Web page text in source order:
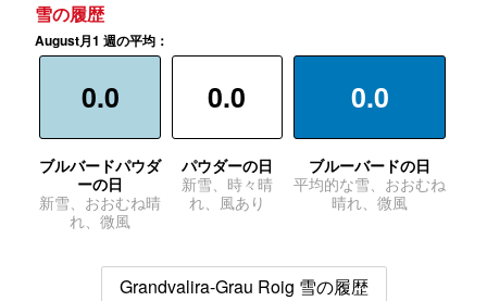
雪の履歴
August月1 週の平均：
0.0
ブルバードパウダ
ーの日
新雪、おおむね晴
れ、微風
0.0
パウダーの日
新雪、時々晴
れ、風あり
0.0
ブルーバードの日
平均的な雪、おおむね
晴れ、微風
Grandvalira-Grau Roig 雪の履歴